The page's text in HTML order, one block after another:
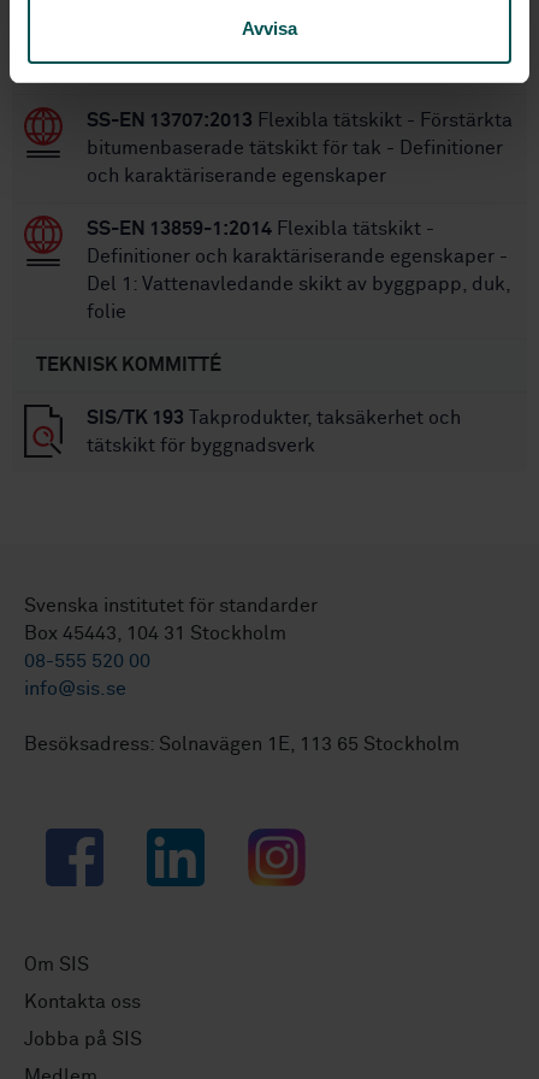
Avvisa
för tak och väggar – Montering och infästning
för materials reaktion på brand
SS-EN 13707:2013 Flexibla tätskikt - Förstärkta
bitumenbaserade tätskikt för tak - Definitioner
och karaktäriserande egenskaper
SS-EN 13859-1:2014 Flexibla tätskikt -
Definitioner och karaktäriserande egenskaper -
Del 1: Vattenavledande skikt av byggpapp, duk,
folie
TEKNISK KOMMITTÉ
SIS/TK 193 Takprodukter, taksäkerhet och
tätskikt för byggnadsverk
Svenska institutet för standarder
Box 45443, 104 31 Stockholm
08-555 520 00
info@sis.se
Besöksadress: Solnavägen 1E, 113 65 Stockholm
Facebook LinkedIn Instagram
Om SIS
Kontakta oss
Jobba på SIS